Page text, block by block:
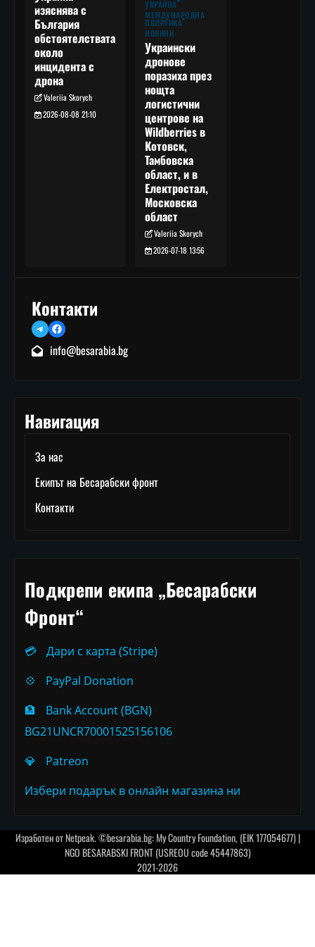
изяснява с
България
обстоятелствата
около
инцидента с
дрона
Valeriia Skorych
2026-08-08 21:10
УКРАЙНА
МЕЖДУНАРОДНА
ПОЛИТИКА
НОВИНИ
Украински
дронове
поразиха през
нощта
логистични
центрове на
Wildberries в
Котовск,
Тамбовска
област, и в
Електростал,
Московска
област
Valeriia Skorych
2026-07-18 13:56
Контакти
TelegramFacebook
info@besarabia.bg
Навигация
За нас
Екипът на Бесарабски фронт
Контакти
Подкрепи екипа „Бесарабски
Фронт“
💳
Дари с карта (Stripe)
💠
PayPal Donation
🏦
Bank Account (BGN)
BG21UNCR70001525156106
💎
Patreon
Избери подарък в онлайн магазина ни
Изработен отNetpeak. ©besarabia.bg: My Country Foundation, (EIK 177054677) |
NGO BESARABSKI FRONT (USREOU code 45447863)
2021-2026